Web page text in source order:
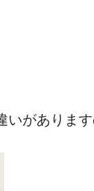
いがありま